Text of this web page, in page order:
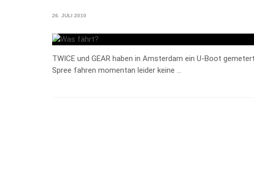
26. JULI 2010
TWICE und GEAR haben in Amsterdam ein U-Boot
Spree fahren momentan leider keine …